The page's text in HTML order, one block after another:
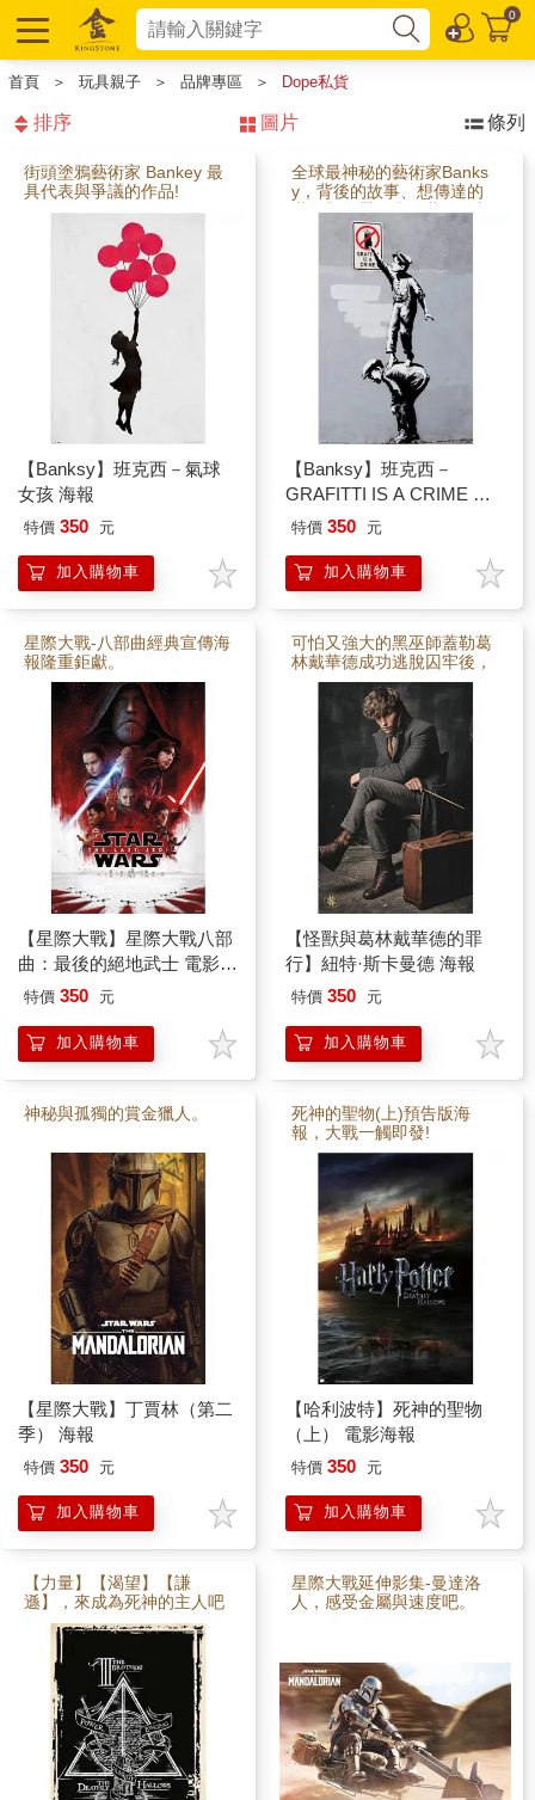
0
首頁 ＞ 玩具親子 ＞ 品牌專區 ＞ Dope私貨
排序 圖片 條列
街頭塗鴉藝術家 Bankey 最
具代表與爭議的作品!
【Banksy】班克西－氣球
女孩 海報
特價 350 元
加入購物車
全球最神秘的藝術家Banks
y，背後的故事、想傳達的
世界觀將帶給當代藝術的新
【Banksy】班克西－
GRAFITTI IS A CRIME 海
報
特價 350 元
加入購物車
星際大戰-八部曲經典宣傳海
報隆重鉅獻。
【星際大戰】星際大戰八部
曲：最後的絕地武士 電影宣
傳海報
特價 350 元
加入購物車
可怕又強大的黑巫師蓋勒葛
林戴華德成功逃脫囚牢後，
盤算要培養一群純種巫師軍
隊，統治所有莫魔生靈。 阿
不思鄧不利多與他從前的學
生紐特斯卡曼德聯手要阻止
葛林戴華德的陰謀，一場精
彩魔法對戰即將展開。
【怪獸與葛林戴華德的罪
行】紐特·斯卡曼德 海報
特價 350 元
加入購物車
神秘與孤獨的賞金獵人。
【星際大戰】丁賈林（第二
季） 海報
特價 350 元
加入購物車
死神的聖物(上)預告版海
報，大戰一觸即發!
【哈利波特】死神的聖物
（上） 電影海報
特價 350 元
加入購物車
【力量】【渴望】【謙
遜】，來成為死神的主人吧
星際大戰延伸影集-曼達洛
人，感受金屬與速度吧。